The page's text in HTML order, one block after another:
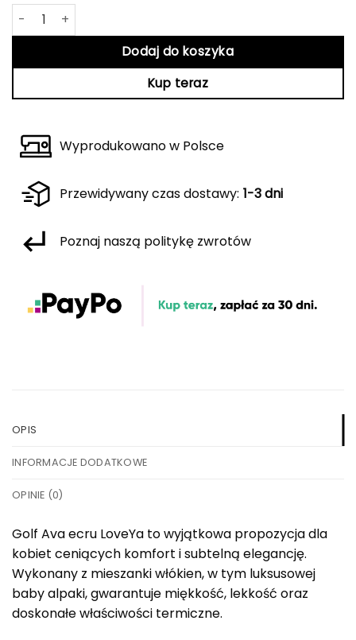
ilość Golf Ava ecru
Dodaj do koszyka
Kup teraz
Wyprodukowano w Polsce
Przewidywany czas dostawy: 1-3 dni
Poznaj naszą politykę zwrotów
OPIS
INFORMACJE DODATKOWE
OPINIE (0)
Golf Ava ecru LoveYa to wyjątkowa propozycja dla
kobiet ceniących komfort i subtelną elegancję.
Wykonany z mieszanki włókien, w tym luksusowej
baby alpaki, gwarantuje miękkość, lekkość oraz
doskonałe właściwości termiczne.